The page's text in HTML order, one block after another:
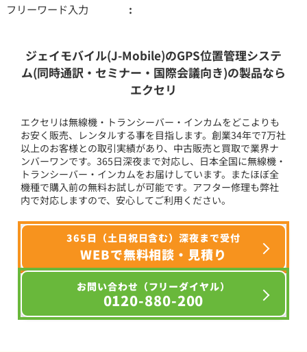
フリーワード入力
ジェイモバイル(J-Mobile)のGPS位置管理システ
ム(同時通訳・セミナー・国際会議向き)の製品なら
エクセリ
エクセリは無線機・トランシーバー・インカムをどこよりも
お安く販売、レンタルする事を目指します。創業34年で7万社
以上のお客様との取引実績があり、中古販売と買取で業界ナ
ンバーワンです。365日深夜まで対応し、日本全国に無線機・
トランシーバー・インカムをお届けしています。またほぼ全
機種で購入前の無料お試しが可能です。アフター修理も弊社
内で対応しますので、安心してご利用ください。
365日（土日祝日含む）深夜まで受付
WEBで無料相談・見積り
お問い合わせ（フリーダイヤル）
0120-880-200